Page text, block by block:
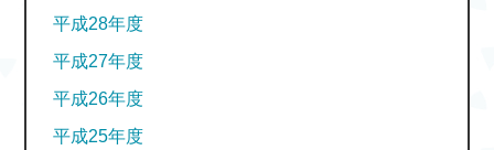
平成28年度
平成27年度
平成26年度
平成25年度